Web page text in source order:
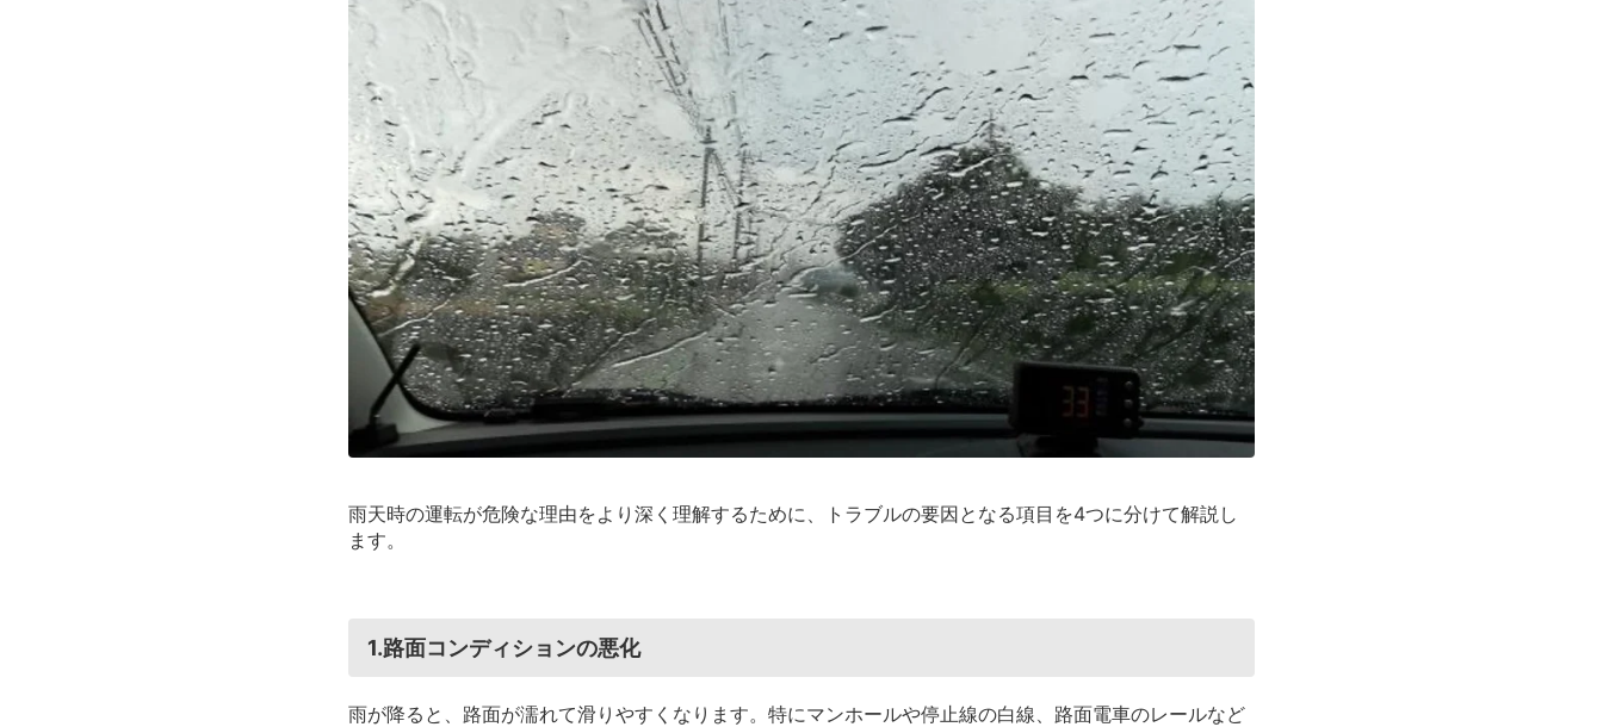
雨天時の運転が危険な理由をより深く理解するために、トラブルの要因となる項目を4つに分けて解説し
ます。
1.路面コンディションの悪化
雨が降ると、路面が濡れて滑りやすくなります。特にマンホールや停止線の白線、路面電車のレールなど